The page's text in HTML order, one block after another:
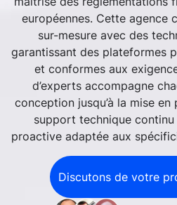
européennes. Cette agence
sur-mesure avec des
garantissant des plateformes
et conformes aux
d’experts accompagne
conception jusqu’à la mise
support technique
proactive adaptée aux
Discutons de votre